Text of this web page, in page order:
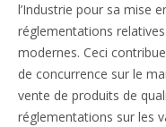
l’Industrie pour sa mise
réglementations
modernes. Ceci
de concurrence sur le
vente de produits de
réglementations sur les